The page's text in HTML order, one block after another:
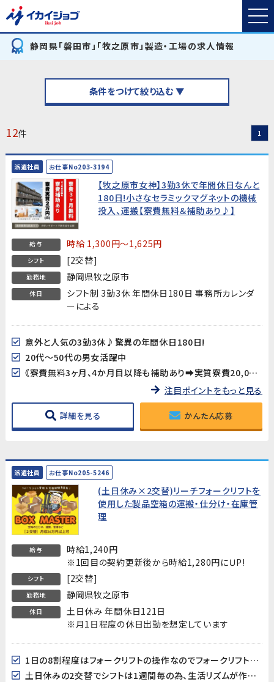
静岡県「磐田市」「牧之原市」製造・工場の求人情報
条件をつけて絞り込む ▼
12件 1
派遣社員 お仕事No203-3194
【牧之原市女神】3勤3休で年間休日なんと
180日!小さなセラミックマグネットの機械
投入、運搬【寮費無料＆補助あり♪】
給与 時給 1,300円～1,625円
シフト [2交替]
勤務地 静岡県牧之原市
休日
シフト制 3勤3休 年間休日180日 事務所カレンダ
ーによる
意外と人気の3勤3休♪驚異の年間休日180日!
20代～50代の男女活躍中
《寮費無料3ヶ月、4か月目以降も補助あり➡実質寮費20,000円/月》
注目ポイントをもっと見る
詳細を見る かんたん応募
派遣社員 お仕事No205-5246
(土日休み×2交替)リーチフォークリフトを
使用した製品空箱の運搬・仕分け・在庫管
理
給与
時給1,240円
※1回目の契約更新後から時給1,280円にＵP!
シフト [2交替]
勤務地 静岡県牧之原市
休日
土日休み 年間休日121日
※月1日程度の休日出勤を想定しています
1日の8割程度はフォークリフトの操作なのでフォークリフト作業が好きな方にはおすすめ！
土日休みの2交替でシフトは1週間毎の為、生活リズムが作りやすい♪